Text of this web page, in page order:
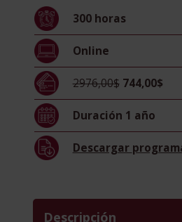
Alimentaria
300 horas
Online
2976,00$ 744,00$
Duración 1 año
Descargar
Descripción